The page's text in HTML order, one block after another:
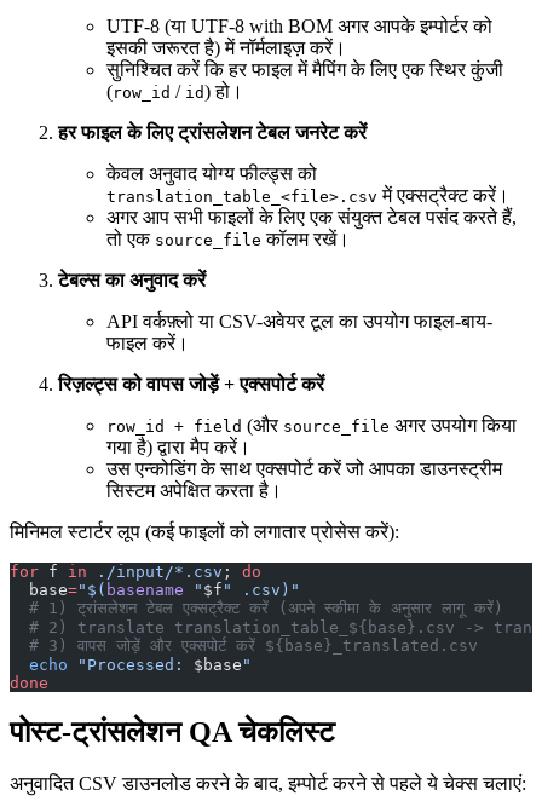
UTF‑8 (या UTF‑8 with BOM अगर आपके इम्पोर्टर को
इसकी जरूरत है) में नॉर्मलाइज़ करें।
सुनिश्चित करें कि हर फाइल में मैपिंग के लिए एक स्थिर कुंजी
(row_id / id) हो।
हर फाइल के लिए ट्रांसलेशन टेबल जनरेट करें
केवल अनुवाद योग्य फील्ड्स को
translation_table_<file>.csv में एक्सट्रैक्ट करें।
अगर आप सभी फाइलों के लिए एक संयुक्त टेबल पसंद करते हैं,
तो एक source_file कॉलम रखें।
टेबल्स का अनुवाद करें
API वर्कफ़्लो या CSV-अवेयर टूल का उपयोग फाइल-बाय-
फाइल करें।
रिज़ल्ट्स को वापस जोड़ें + एक्सपोर्ट करें
row_id + field (और source_file अगर उपयोग किया
गया है) द्वारा मैप करें।
उस एन्कोडिंग के साथ एक्सपोर्ट करें जो आपका डाउनस्ट्रीम
सिस्टम अपेक्षित करता है।
मिनिमल स्टार्टर लूप (कई फाइलों को लगातार प्रोसेस करें):
for f in ./input/*.csv ; do
  base
="$( basename " $f " .csv)"
  # 1) ट्रांसलेशन टेबल एक्सट्रैक्ट करें (अपने स्कीमा के अनुसार लागू करें)
# 2) translate translation_table_${base}.csv ->
  # 3) वापस जोड़ें और एक्सपोर्ट करें ${base}_translated.csv
  echo
"Processed: $base "
done
पोस्ट-ट्रांसलेशन QA चेकलिस्ट
अनुवादित CSV डाउनलोड करने के बाद, इम्पोर्ट करने से पहले ये चेक्स चलाएं: